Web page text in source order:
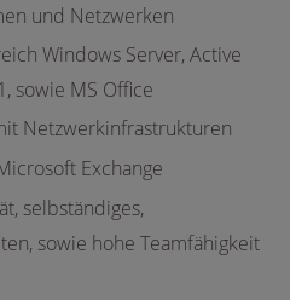
und Netzwerken
Windows Server, Active
sowie MS Office
Netzwerkinfrastrukturen
Exchange
selbständiges,
sowie hohe Teamfähigkeit